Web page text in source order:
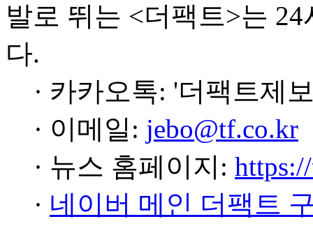
발로 뛰는 <더팩트>는
다.
· 카카오톡: '더팩트제
· 이메일: jebo@tf.co.kr
· 뉴스 홈페이지:
· 네이버 메인 더팩트